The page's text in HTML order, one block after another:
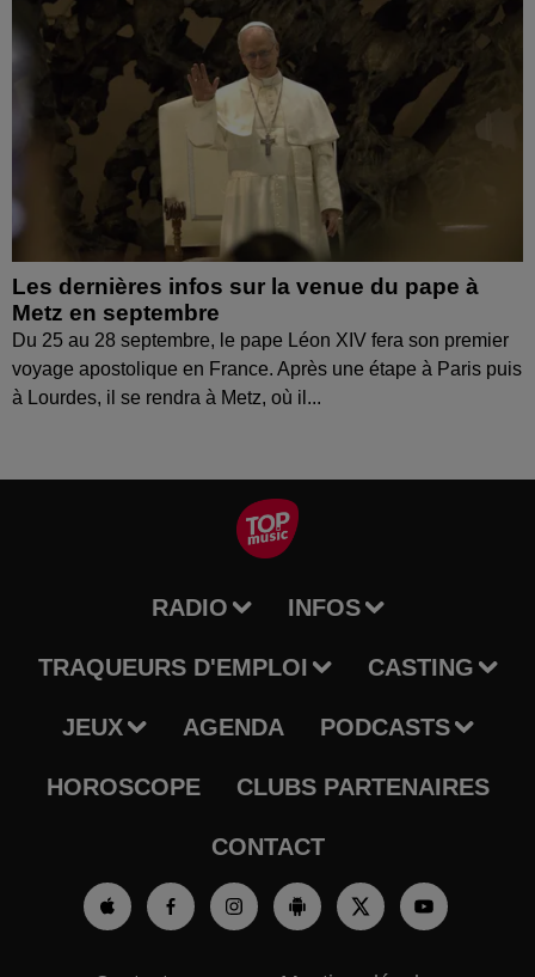
Les dernières infos sur la venue du pape à
Metz en septembre
Du 25 au 28 septembre, le pape Léon XIV fera son premier
voyage apostolique en France. Après une étape à Paris puis
à Lourdes, il se rendra à Metz, où il...
RADIO INFOS
TRAQUEURS D'EMPLOI CASTING
JEUX AGENDA PODCASTS
HOROSCOPE CLUBS PARTENAIRES
CONTACT